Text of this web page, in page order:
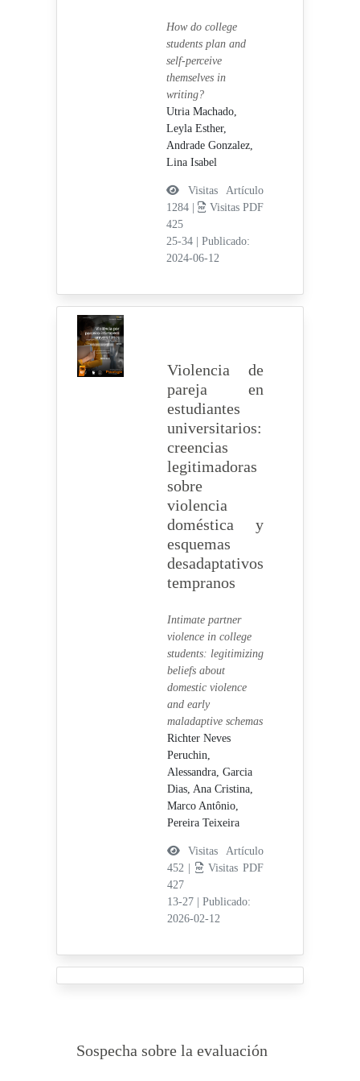
How do college
students plan and
self-perceive
themselves in
writing?
Utria Machado,
Leyla Esther,
Andrade Gonzalez,
Lina Isabel
Visitas Artículo
1284 |
Visitas PDF
425
25-34
Publicado:
2024-06-12
Violencia de
pareja en
estudiantes
universitarios:
creencias
legitimadoras
sobre
violencia
doméstica y
esquemas
desadaptativos
tempranos
Intimate partner
violence in college
students: legitimizing
beliefs about
domestic violence
and early
maladaptive schemas
Richter Neves
Peruchin,
Alessandra, Garcia
Dias, Ana Cristina,
Marco Antônio,
Pereira Teixeira
Visitas Artículo
452 |
Visitas PDF
427
13-27
Publicado:
2026-02-12
Sospecha sobre la evaluación